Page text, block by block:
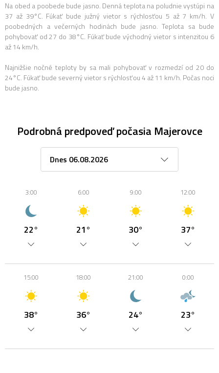
Na obed a poobede bude jasno. Denná teplota na poludnie vystúpi na
37 až 39°C. Fúkať bude južný vietor s rýchlosťou 5 až 7 km/h. V
poobedných a večerných hodinách bude jasno. Teplota sa bude
pohybovať od 27 do 38°C. Fúkať bude východný vietor s intenzitou 6
až 14 km/h.
Najnižšie nočné teploty by sa mali pohybovať v rozmedzí od 20 do
24°C. Fúkať bude severný vietor s rýchlosťou 4 až 11 km/h. Počas noci
bude jasno.
Podrobná predpoveď počasia Majerovce
3:00
22°
6:00
21°
9:00
30°
12:00
37°
15:00
38°
18:00
36°
21:00
24°
0:00
23°